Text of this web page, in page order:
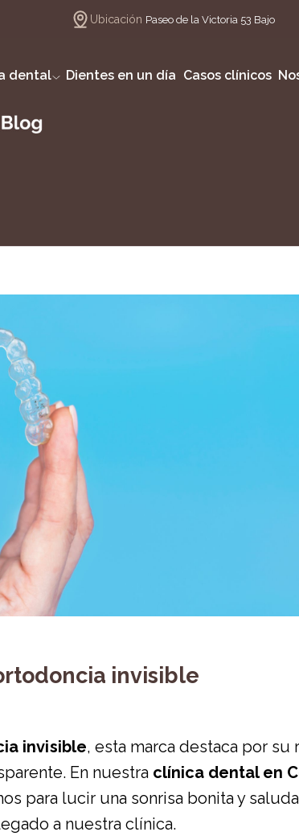
Ubicación Paseo de la Victoria 53 Bajo
dental Dientes en un día Casos clínicos
invisible
invisible, esta marca destaca por
En nuestra clínica dental en
para lucir una sonrisa bonita y
a nuestra clínica.